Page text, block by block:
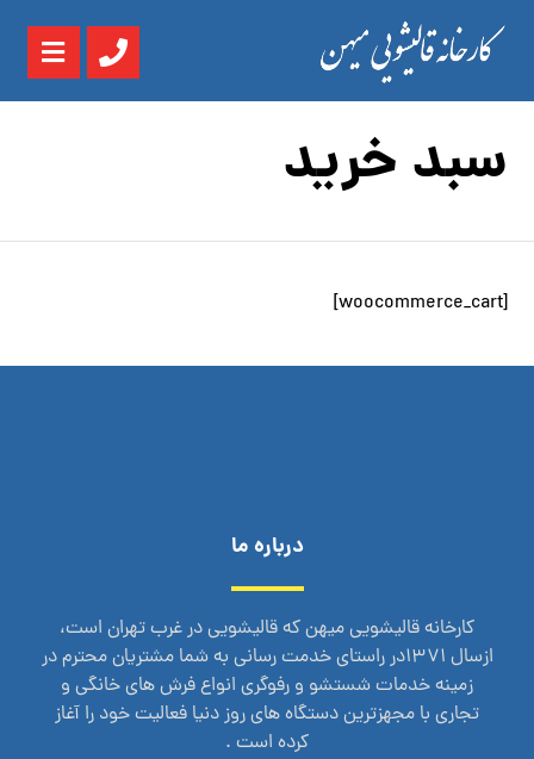
سبد خرید
[woocommerce_cart]
درباره ما
کارخانه قالیشویی میهن که قالیشویی در غرب تهران است،
ازسال 1371در راستای خدمت رسانی به شما مشتریان محترم در
زمینه خدمات شستشو و رفوگری انواع فرش های خانگی و
تجاری با مجهزترین دستگاه های روز دنیا فعالیت خود را آغاز
کرده است .